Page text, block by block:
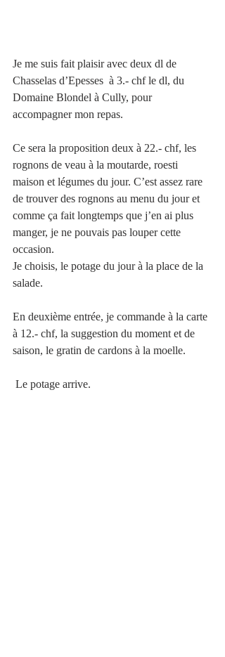
Je me suis fait plaisir avec deux dl de
Chasselas d’Epesses  à 3.- chf le dl, du
Domaine Blondel à Cully, pour
accompagner mon repas.
Ce sera la proposition deux à 22.- chf, les
rognons de veau à la moutarde, roesti
maison et légumes du jour. C’est assez rare
de trouver des rognons au menu du jour et
comme ça fait longtemps que j’en ai plus
manger, je ne pouvais pas louper cette
occasion.
Je choisis, le potage du jour à la place de la
salade.
En deuxième entrée, je commande à la carte
à 12.- chf, la suggestion du moment et de
saison, le gratin de cardons à la moelle.
Le potage arrive.